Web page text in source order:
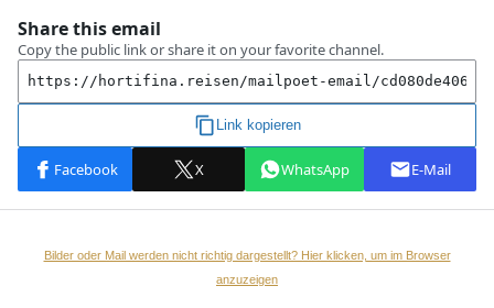
Bilder oder Mail werden nicht richtig dargestellt? Hier klicken, um im Browser
anzuzeigen